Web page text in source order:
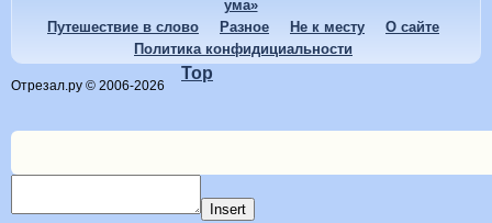
ума»
Путешествие в слово
Разное Не к месту
О сайте
Политика конфидициальности
Отрезал.ру © 2006-2026
Top
Insert